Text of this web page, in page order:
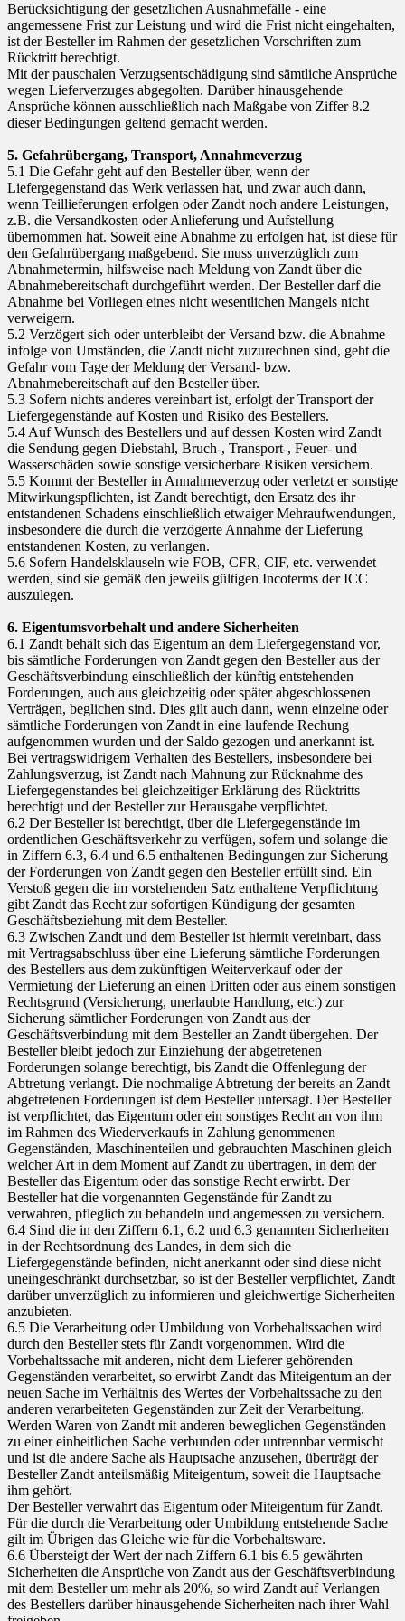
Berücksichtigung der gesetzlichen Ausnahmefälle - eine
angemessene Frist zur Leistung und wird die Frist nicht eingehalten,
ist der Besteller im Rahmen der gesetzlichen Vorschriften zum
Rücktritt berechtigt.
Mit der pauschalen Verzugsentschädigung sind sämtliche Ansprüche
wegen Lieferverzuges abgegolten. Darüber hinausgehende
Ansprüche können ausschließlich nach Maßgabe von Ziffer 8.2
dieser Bedingungen geltend gemacht werden.
5. Gefahrübergang, Transport, Annahmeverzug
5.1 Die Gefahr geht auf den Besteller über, wenn der
Liefergegenstand das Werk verlassen hat, und zwar auch dann,
wenn Teillieferungen erfolgen oder Zandt noch andere Leistungen,
z.B. die Versandkosten oder Anlieferung und Aufstellung
übernommen hat. Soweit eine Abnahme zu erfolgen hat, ist diese für
den Gefahrübergang maßgebend. Sie muss unverzüglich zum
Abnahmetermin, hilfsweise nach Meldung von Zandt über die
Abnahmebereitschaft durchgeführt werden. Der Besteller darf die
Abnahme bei Vorliegen eines nicht wesentlichen Mangels nicht
verweigern.
5.2 Verzögert sich oder unterbleibt der Versand bzw. die Abnahme
infolge von Umständen, die Zandt nicht zuzurechnen sind, geht die
Gefahr vom Tage der Meldung der Versand- bzw.
Abnahmebereitschaft auf den Besteller über.
5.3 Sofern nichts anderes vereinbart ist, erfolgt der Transport der
Liefergegenstände auf Kosten und Risiko des Bestellers.
5.4 Auf Wunsch des Bestellers und auf dessen Kosten wird Zandt
die Sendung gegen Diebstahl, Bruch-, Transport-, Feuer- und
Wasserschäden sowie sonstige versicherbare Risiken versichern.
5.5 Kommt der Besteller in Annahmeverzug oder verletzt er sonstige
Mitwirkungspflichten, ist Zandt berechtigt, den Ersatz des ihr
entstandenen Schadens einschließlich etwaiger Mehraufwendungen,
insbesondere die durch die verzögerte Annahme der Lieferung
entstandenen Kosten, zu verlangen.
5.6 Sofern Handelsklauseln wie FOB, CFR, CIF, etc. verwendet
werden, sind sie gemäß den jeweils gültigen Incoterms der ICC
auszulegen.
6. Eigentumsvorbehalt und andere Sicherheiten
6.1 Zandt behält sich das Eigentum an dem Liefergegenstand vor,
bis sämtliche Forderungen von Zandt gegen den Besteller aus der
Geschäftsverbindung einschließlich der künftig entstehenden
Forderungen, auch aus gleichzeitig oder später abgeschlossenen
Verträgen, beglichen sind. Dies gilt auch dann, wenn einzelne oder
sämtliche Forderungen von Zandt in eine laufende Rechung
aufgenommen wurden und der Saldo gezogen und anerkannt ist.
Bei vertragswidrigem Verhalten des Bestellers, insbesondere bei
Zahlungsverzug, ist Zandt nach Mahnung zur Rücknahme des
Liefergegenstandes bei gleichzeitiger Erklärung des Rücktritts
berechtigt und der Besteller zur Herausgabe verpflichtet.
6.2 Der Besteller ist berechtigt, über die Liefergegenstände im
ordentlichen Geschäftsverkehr zu verfügen, sofern und solange die
in Ziffern 6.3, 6.4 und 6.5 enthaltenen Bedingungen zur Sicherung
der Forderungen von Zandt gegen den Besteller erfüllt sind. Ein
Verstoß gegen die im vorstehenden Satz enthaltene Verpflichtung
gibt Zandt das Recht zur sofortigen Kündigung der gesamten
Geschäftsbeziehung mit dem Besteller.
6.3 Zwischen Zandt und dem Besteller ist hiermit vereinbart, dass
mit Vertragsabschluss über eine Lieferung sämtliche Forderungen
des Bestellers aus dem zukünftigen Weiterverkauf oder der
Vermietung der Lieferung an einen Dritten oder aus einem sonstigen
Rechtsgrund (Versicherung, unerlaubte Handlung, etc.) zur
Sicherung sämtlicher Forderungen von Zandt aus der
Geschäftsverbindung mit dem Besteller an Zandt übergehen. Der
Besteller bleibt jedoch zur Einziehung der abgetretenen
Forderungen solange berechtigt, bis Zandt die Offenlegung der
Abtretung verlangt. Die nochmalige Abtretung der bereits an Zandt
abgetretenen Forderungen ist dem Besteller untersagt. Der Besteller
ist verpflichtet, das Eigentum oder ein sonstiges Recht an von ihm
im Rahmen des Wiederverkaufs in Zahlung genommenen
Gegenständen, Maschinenteilen und gebrauchten Maschinen gleich
welcher Art in dem Moment auf Zandt zu übertragen, in dem der
Besteller das Eigentum oder das sonstige Recht erwirbt. Der
Besteller hat die vorgenannten Gegenstände für Zandt zu
verwahren, pfleglich zu behandeln und angemessen zu versichern.
6.4 Sind die in den Ziffern 6.1, 6.2 und 6.3 genannten Sicherheiten
in der Rechtsordnung des Landes, in dem sich die
Liefergegenstände befinden, nicht anerkannt oder sind diese nicht
uneingeschränkt durchsetzbar, so ist der Besteller verpflichtet, Zandt
darüber unverzüglich zu informieren und gleichwertige Sicherheiten
anzubieten.
6.5 Die Verarbeitung oder Umbildung von Vorbehaltssachen wird
durch den Besteller stets für Zandt vorgenommen. Wird die
Vorbehaltssache mit anderen, nicht dem Lieferer gehörenden
Gegenständen verarbeitet, so erwirbt Zandt das Miteigentum an der
neuen Sache im Verhältnis des Wertes der Vorbehaltssache zu den
anderen verarbeiteten Gegenständen zur Zeit der Verarbeitung.
Werden Waren von Zandt mit anderen beweglichen Gegenständen
zu einer einheitlichen Sache verbunden oder untrennbar vermischt
und ist die andere Sache als Hauptsache anzusehen, überträgt der
Besteller Zandt anteilsmäßig Miteigentum, soweit die Hauptsache
ihm gehört.
Der Besteller verwahrt das Eigentum oder Miteigentum für Zandt.
Für die durch die Verarbeitung oder Umbildung entstehende Sache
gilt im Übrigen das Gleiche wie für die Vorbehaltsware.
6.6 Übersteigt der Wert der nach Ziffern 6.1 bis 6.5 gewährten
Sicherheiten die Ansprüche von Zandt aus der Geschäftsverbindung
mit dem Besteller um mehr als 20%, so wird Zandt auf Verlangen
des Bestellers darüber hinausgehende Sicherheiten nach ihrer Wahl